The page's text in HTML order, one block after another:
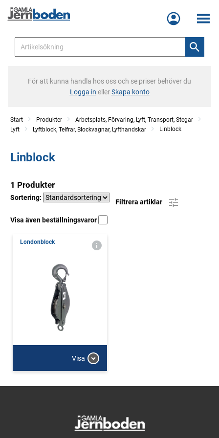
Meny
För att kunna handla hos oss och se priser behöver du
Logga in ellerSkapa konto
Start Produkter
Arbetsplats, Förvaring, Lyft, Transport, Stegar
Lyft
Lyftblock, Telfrar, Blockvagnar, Lyfthandskar Linblock
Linblock
1 Produkter
Sortering:
Filtrera artiklar
Visa även beställningsvaror
Londonblock
Visa